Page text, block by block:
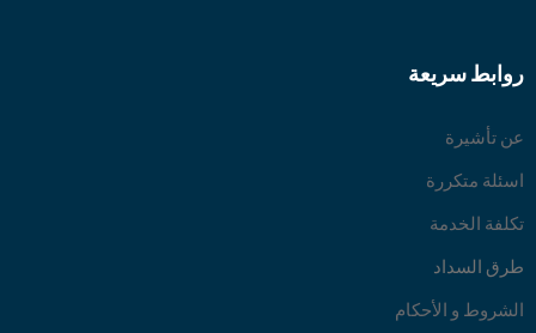
روابط سريعة
عن تأشيرة
اسئلة متكررة
تكلفة الخدمة
طرق السداد
الشروط و الأحكام